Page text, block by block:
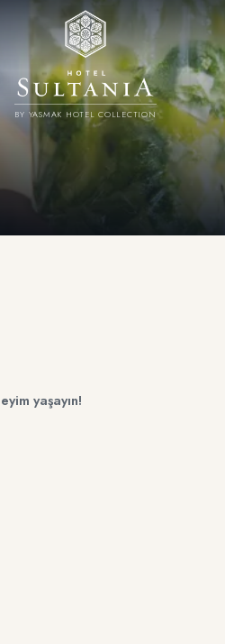
BY YASMAK HOTEL COLLECTION
yaşayın!